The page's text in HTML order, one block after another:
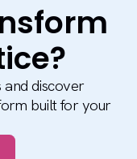
and discover
built for your